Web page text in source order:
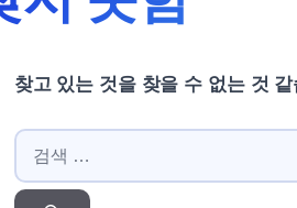
찾고 있는 것을 찾을 수 없는 것
검색: